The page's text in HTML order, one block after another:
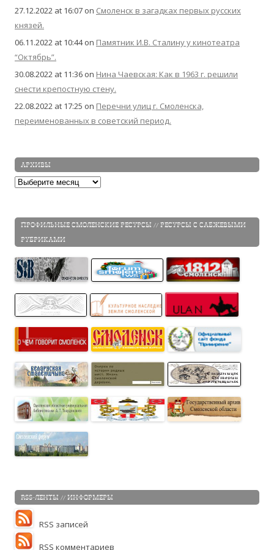
27.12.2022 at 16:07 on Смоленск в загадках первых русских
князей.
06.11.2022 at 10:44on Памятник И.В. Сталину у кинотеатра
“Октябрь”.
30.08.2022 at 11:36 on Нина Чаевская: Как в 1963 г. решили
снести крепостную стену.
22.08.2022 at 17:25 on Перечни улиц г. Смоленска,
переименованных в советский период.
АРХИВЫ
Архивы
ПРОФИЛЬНЫЕ СМОЛЕНСКИЕ РЕСУРСЫ // РЕСУРСЫ С САБЖЕВЫМИ
РУБРИКАМИ
RSS-ЛЕНТЫ // ИНФОРМЕРЫ
RSS записей
RSS комментариев